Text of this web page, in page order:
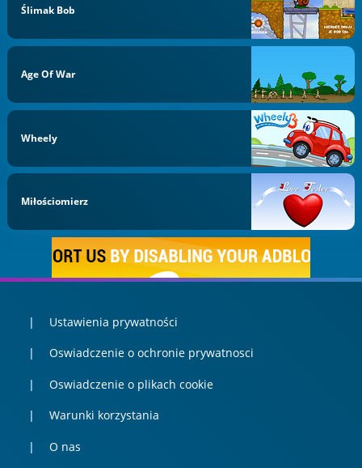
Ślimak Bob
Age Of War
Wheely
Miłościomierz
Ustawienia prywatności
Oswiadczenie o ochronie prywatnosci
Oswiadczenie o plikach cookie
Warunki korzystania
O nas